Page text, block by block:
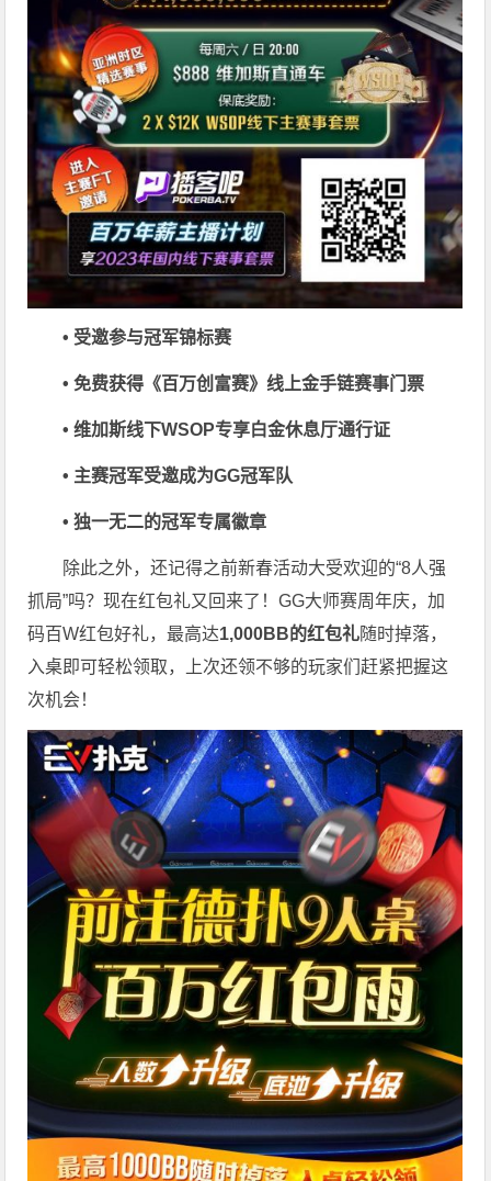
• 受邀参与冠军锦标赛
• 免费获得《百万创富赛》线上金手链赛事门票
• 维加斯线下WSOP专享白金休息厅通行证
• 主赛冠军受邀成为GG冠军队
• 独一无二的冠军专属徽章
除此之外，还记得之前新春活动大受欢迎的“8人强
抓局”吗？现在红包礼又回来了！GG大师赛周年庆，加
码百W红包好礼，最高达1,000BB的红包礼随时掉落，
入桌即可轻松领取，上次还领不够的玩家们赶紧把握这
次机会！